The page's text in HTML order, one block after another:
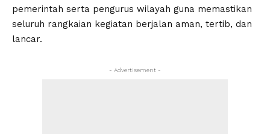
pemerintah serta pengurus wilayah guna memastikan
seluruh rangkaian kegiatan berjalan aman, tertib, dan
lancar.
- Advertisement -